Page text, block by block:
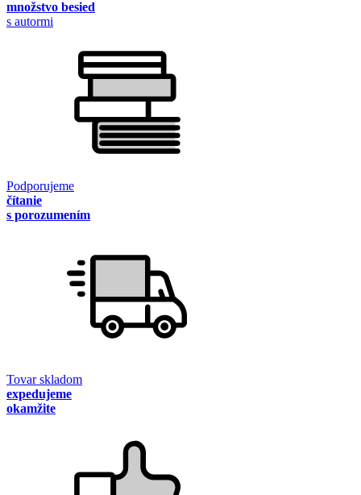
množstvo besied
s autormi
Podporujeme
čítanie
s porozumením
Tovar skladom
expedujeme
okamžite